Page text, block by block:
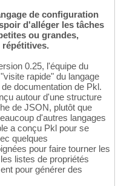
de configuration
d'alléger les tâches
ou grandes,
répétitives.
0.25, l'équipe du
rapide" du langage
documentation de Pkl.
autour d'une structure
de JSON, plutôt que
d'autres langages
a conçu Pkl pour se
quelques
pour faire tourner les
listes de propriétés
pour générer des